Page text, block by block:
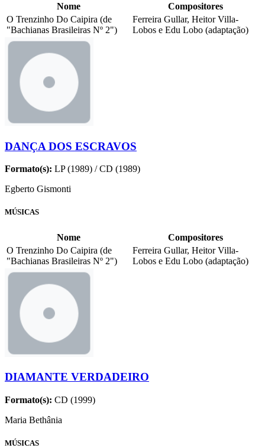
Nome
Compositores
O Trenzinho Do Caipira (de
"Bachianas Brasileiras Nº 2")
Ferreira Gullar, Heitor Villa-
Lobos e Edu Lobo (adaptação)
DANÇA DOS ESCRAVOS
Formato(s): LP (1989) / CD (1989)
Egberto Gismonti
MÚSICAS
Nome
Compositores
O Trenzinho Do Caipira (de
"Bachianas Brasileiras Nº 2")
Ferreira Gullar, Heitor Villa-
Lobos e Edu Lobo (adaptação)
DIAMANTE VERDADEIRO
Formato(s): CD (1999)
Maria Bethânia
MÚSICAS